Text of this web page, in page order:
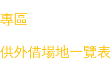
區
外借場地一覽表